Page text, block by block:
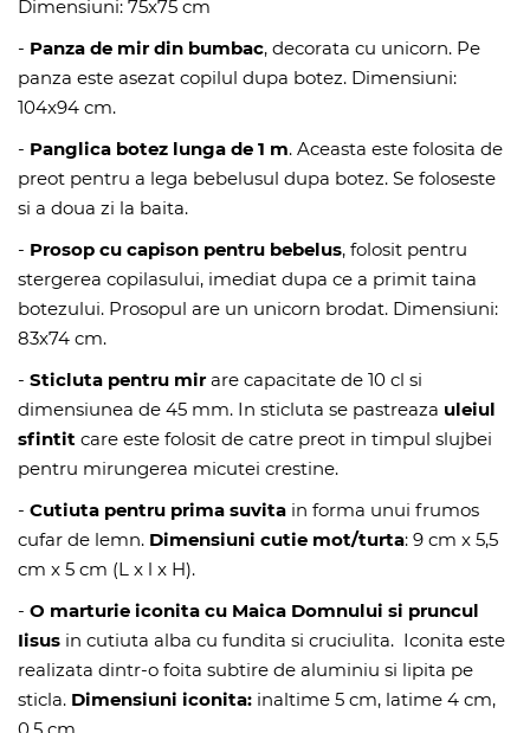
Dimensiuni: 75x75 cm
- Panza de mir din bumbac, decorata cu unicorn. Pe
panza este asezat copilul dupa botez. Dimensiuni:
104x94 cm.
- Panglica botez lunga de 1 m. Aceasta este folosita de
preot pentru a lega bebelusul dupa botez. Se foloseste
si a doua zi la baita.
- Prosop cu capison pentru bebelus, folosit pentru
stergerea copilasului, imediat dupa ce a primit taina
botezului. Prosopul are un unicorn brodat. Dimensiuni:
83x74 cm.
- Sticluta pentru mir are capacitate de 10 cl si
dimensiunea de 45 mm. In sticluta se pastreaza uleiul
sfintit care este folosit de catre preot in timpul slujbei
pentru mirungerea micutei crestine.
- Cutiuta pentru prima suvita in forma unui frumos
cufar de lemn. Dimensiuni cutie mot/turta: 9 cm x 5,5
cm x 5 cm (L x l x H).
- O marturie iconita cu Maica Domnului si pruncul
Iisus in cutiuta alba cu fundita si cruciulita. Iconita este
realizata dintr-o foita subtire de aluminiu si lipita pe
sticla. Dimensiuni iconita: inaltime 5 cm, latime 4 cm,